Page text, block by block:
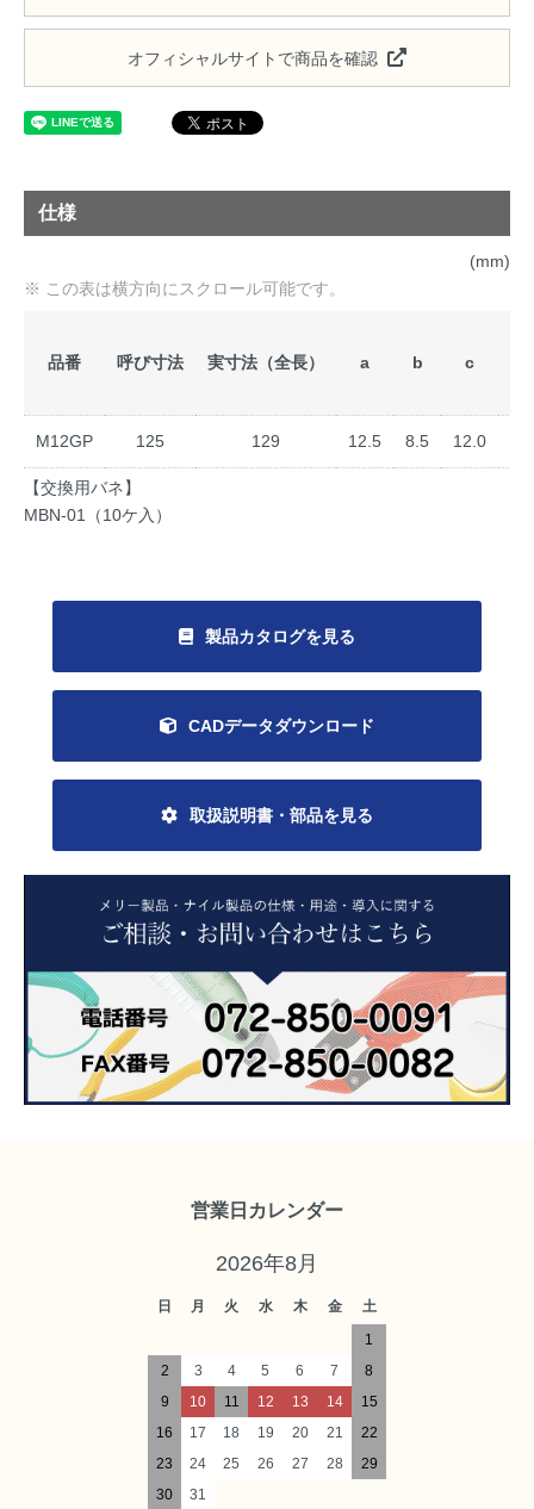
オフィシャルサイトで商品を確認
仕様
(mm)
品番 呼び寸法 実寸法（全長） a b c
M12GP 125 129 12.5 8.5 12.0
【交換用バネ】
MBN-01（10ケ入）
製品カタログを見る
CADデータダウンロード
取扱説明書・部品を見る
営業日カレンダー
2026年8月
日 月 火 水 木 金
土
1
2
3 4 5 6 7
8
9
10 11 12 13 14
15
16
17 18 19 20 21
22
23
24 25 26 27 28
29
30
31